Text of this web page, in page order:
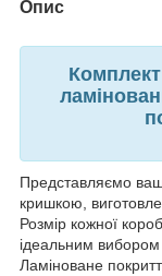
Опис
Представляємо
кришкою,
Розмір кожної
ідеальним вибором
Ламіноване